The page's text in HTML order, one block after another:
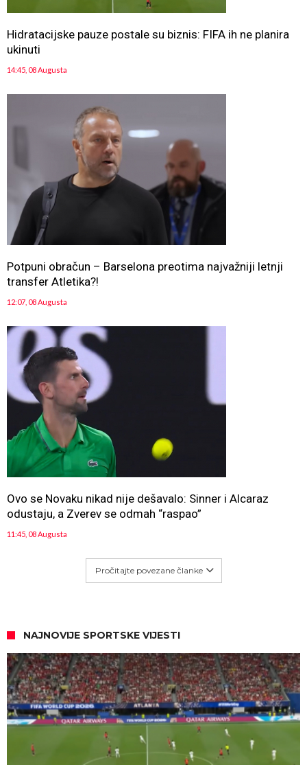
Hidratacijske pauze postale su biznis: FIFA ih ne planira
ukinuti
14:45, 08 Augusta
Potpuni obračun – Barselona preotima najvažniji letnji
transfer Atletika?!
12:07, 08 Augusta
Ovo se Novaku nikad nije dešavalo: Sinner i Alcaraz
odustaju, a Zverev se odmah “raspao”
11:45, 08 Augusta
Pročitajte povezane članke
NAJNOVIJE SPORTSKE VIJESTI